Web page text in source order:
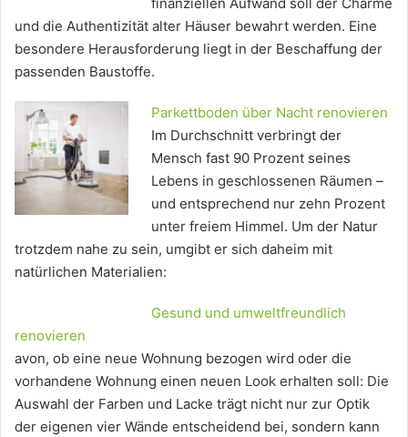
und die Authentizität alter Häuser bewahrt werden. Eine
besondere Herausforderung liegt in der Beschaffung der
passenden Baustoffe.
Parkettboden über Nacht renovieren
Im Durchschnitt verbringt der
Mensch fast 90 Prozent seines
Lebens in geschlossenen Räumen –
und entsprechend nur zehn Prozent
unter freiem Himmel. Um der Natur
trotzdem nahe zu sein, umgibt er sich daheim mit
natürlichen Materialien:
Gesund und umweltfreundlich
renovieren
avon, ob eine neue Wohnung bezogen wird oder die
vorhandene Wohnung einen neuen Look erhalten soll: Die
Auswahl der Farben und Lacke trägt nicht nur zur Optik
der eigenen vier Wände entscheidend bei, sondern kann